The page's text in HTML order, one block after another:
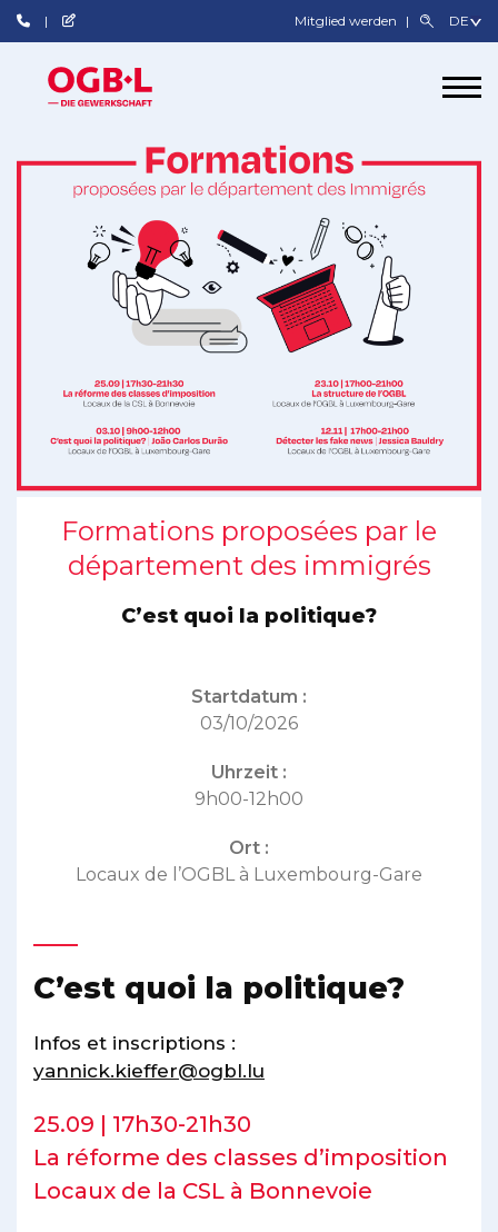
Mitglied werden
Formations proposées par le
département des immigrés
C’est quoi la politique?
Startdatum :
03/10/2026
Uhrzeit :
9h00-12h00
Ort :
Locaux de l’OGBL à Luxembourg-Gare
C’est quoi la politique?
Infos et inscriptions :
yannick.kieffer@ogbl.lu
25.09 | 17h30-21h30
La réforme des classes d’imposition
Locaux de la CSL à Bonnevoie